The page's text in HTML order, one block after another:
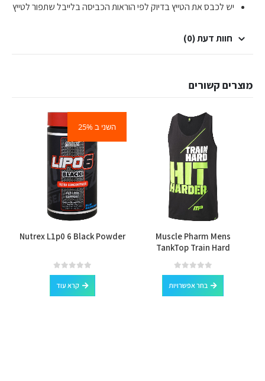
יש לכבס את הטייץ בדיוק לפי הוראות הכביסה בלייבל שתפור לטייץ
חוות דעת (0)
מוצרים קשורים
למוצר זה יש מספר סוגים. ניתן לבחור את האפשרויות בעמוד המוצר
Muscle Pharm Mens
TankTop Train Hard
0
out of 5
בחר אפשרויות
למוצר זה יש מספר סוגים. ניתן לבחור את האפשרויות בעמוד המוצר
השני ב 25%
Nutrex L1p0 6 Black Powder
0
out of 5
קרא עוד